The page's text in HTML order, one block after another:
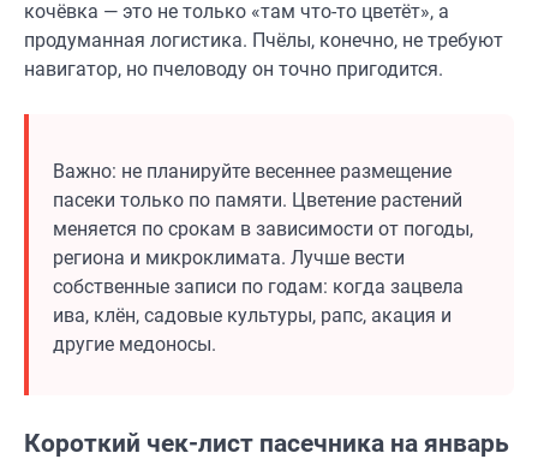
кочёвка — это не только «там что-то цветёт», а
продуманная логистика. Пчёлы, конечно, не требуют
навигатор, но пчеловоду он точно пригодится.
Важно: не планируйте весеннее размещение
пасеки только по памяти. Цветение растений
меняется по срокам в зависимости от погоды,
региона и микроклимата. Лучше вести
собственные записи по годам: когда зацвела
ива, клён, садовые культуры, рапс, акация и
другие медоносы.
Короткий чек-лист пасечника на январь